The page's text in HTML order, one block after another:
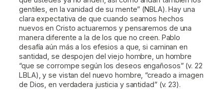
gentiles, en la vanidad de su mente” (NBLA). Hay una
clara expectativa de que cuando seamos hechos
nuevos en Cristo actuaremos y pensaremos de una
manera diferente a la de los que no creen. Pablo
desafía aún más a los efesios a que, si caminan en
santidad, se despojen del viejo hombre, un hombre
“que se corrompe según los deseos engañosos” (v. 22
LBLA), y se vistan del nuevo hombre, “creado a imagen
de Dios, en verdadera justicia y santidad” (v. 23).